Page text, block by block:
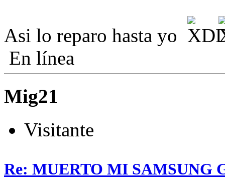
Asi lo reparo hasta yo
En línea
Mig21
Visitante
Re: MUERTO MI SAMSUNG